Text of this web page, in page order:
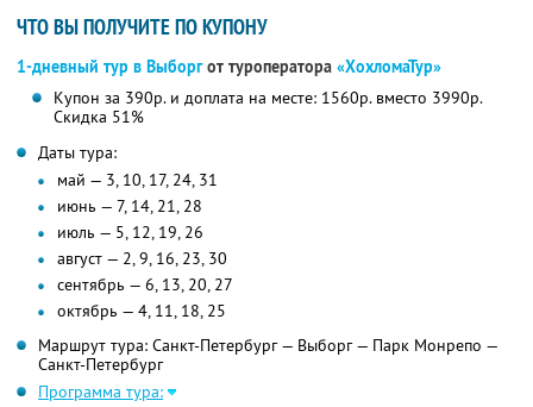
ЧТО ВЫ ПОЛУЧИТЕ ПО КУПОНУ
1-дневный тур в Выборгот туроператора «ХохломаТур»
Купон за 390р. и доплата на месте: 1560р. вместо 3990р.
Скидка 51%
Даты тура:
май — 3, 10, 17, 24, 31
июнь — 7, 14, 21, 28
июль — 5, 12, 19, 26
август — 2, 9, 16, 23, 30
сентябрь — 6, 13, 20, 27
октябрь — 4, 11, 18, 25
Маршрут тура: Санкт-Петербург — Выборг — Парк Монрепо —
Санкт-Петербург
Программа тура: